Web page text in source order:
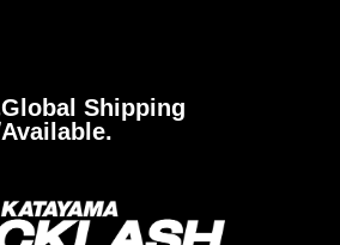
Global Shipping
Available.